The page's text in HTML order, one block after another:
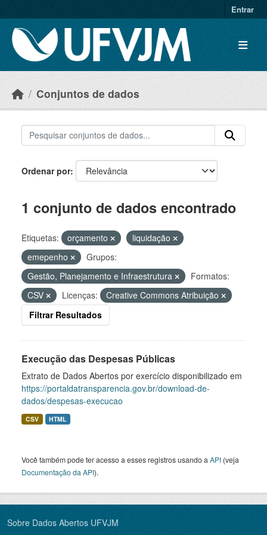
Entrar
Conjuntos de dados
Ordenar por
1 conjunto de dados encontrado
Etiquetas: orçamento
liquidação
emepenho
Grupos:
Gestão, Planejamento e Infraestrutura
Formatos:
CSV
Licenças:
Creative Commons Atribuição
Filtrar Resultados
Execução das Despesas Públicas
Extrato de Dados Abertos por exercício disponibilizado em
https://portaldatransparencia.gov.br/download-de-
dados/despesas-execucao
CSV HTML
Você também pode ter acesso a esses registros usando a API (veja
Documentação da API).
Sobre Dados Abertos UFVJM